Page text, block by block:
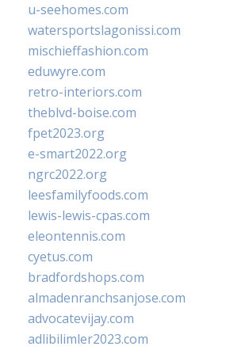
u-seehomes.com
watersportslagonissi.com
mischieffashion.com
eduwyre.com
retro-interiors.com
theblvd-boise.com
fpet2023.org
e-smart2022.org
ngrc2022.org
leesfamilyfoods.com
lewis-lewis-cpas.com
eleontennis.com
cyetus.com
bradfordshops.com
almadenranchsanjose.com
advocatevijay.com
adlibilimler2023.com